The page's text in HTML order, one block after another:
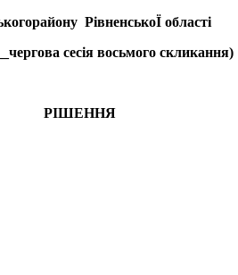
району РівненськоЇ області
сесія восьмого скликання)
РІШЕННЯ